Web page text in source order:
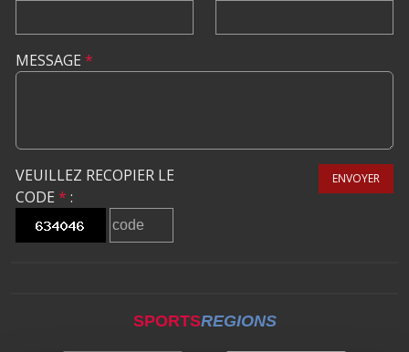
MESSAGE *
VEUILLEZ RECOPIER LE
CODE * :
ENVOYER
SPORTSREGIONS